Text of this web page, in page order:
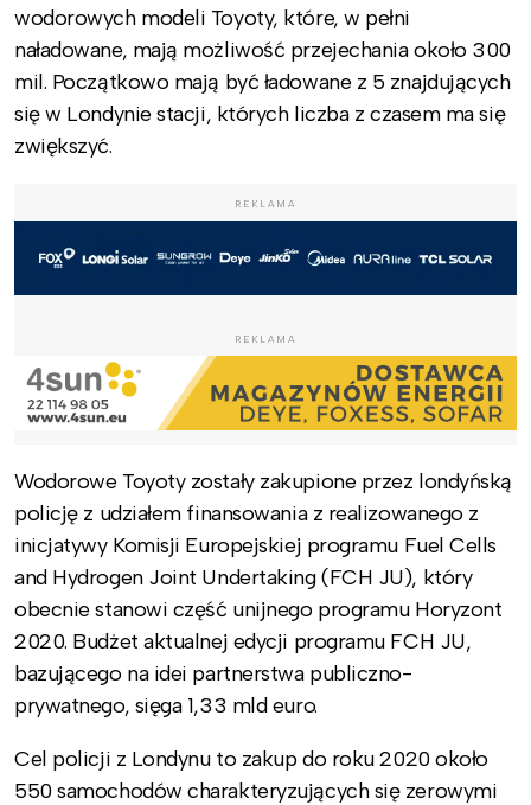
wodorowych modeli Toyoty, które, w pełni
naładowane, mają możliwość przejechania około 300
mil. Początkowo mają być ładowane z 5 znajdujących
się w Londynie stacji, których liczba z czasem ma się
zwiększyć.
REKLAMA
REKLAMA
Wodorowe Toyoty zostały zakupione przez londyńską
policję z udziałem finansowania z realizowanego z
inicjatywy Komisji Europejskiej programu Fuel Cells
and Hydrogen Joint Undertaking (FCH JU), który
obecnie stanowi część unijnego programu Horyzont
2020. Budżet aktualnej edycji programu FCH JU,
bazującego na idei partnerstwa publiczno-
prywatnego, sięga 1,33 mld euro.
Cel policji z Londynu to zakup do roku 2020 około
550 samochodów charakteryzujących się zerowymi